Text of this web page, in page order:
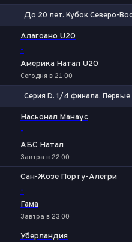
До 20 лет. Кубок Северо-
Алагоано U20
-
Америка Натал U20
Сегодня в 21:00
Серия D. 1/4 финала. Первые
Насьонал Манаус
-
АБС Натал
Завтра в 22:00
Сан-Жозе Порту-Алегри
-
Гама
Завтра в 23:00
Уберландия